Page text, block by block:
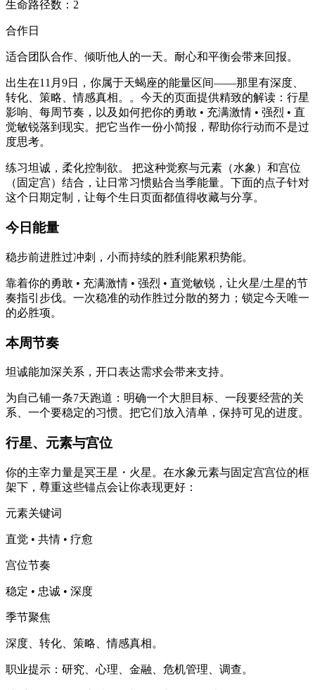
生命路径数：2
合作日
适合团队合作、倾听他人的一天。耐心和平衡会带来回报。
出生在11月9日，你属于天蝎座的能量区间——那里有深度、
转化、策略、情感真相。。今天的页面提供精致的解读：行星
影响、每周节奏，以及如何把你的勇敢 • 充满激情 • 强烈 • 直
觉敏锐落到现实。把它当作一份小简报，帮助你行动而不是过
度思考。
练习坦诚，柔化控制欲。 把这种觉察与元素（水象）和宫位
（固定宫）结合，让日常习惯贴合当季能量。下面的点子针对
这个日期定制，让每个生日页面都值得收藏与分享。
今日能量
稳步前进胜过冲刺，小而持续的胜利能累积势能。
靠着你的勇敢 • 充满激情 • 强烈 • 直觉敏锐，让火星/土星的节
奏指引步伐。一次稳准的动作胜过分散的努力；锁定今天唯一
的必胜项。
本周节奏
坦诚能加深关系，开口表达需求会带来支持。
为自己铺一条7天跑道：明确一个大胆目标、一段要经营的关
系、一个要稳定的习惯。把它们放入清单，保持可见的进度。
行星、元素与宫位
你的主宰力量是冥王星・火星。在水象元素与固定宫宫位的框
架下，尊重这些锚点会让你表现更好：
元素关键词
直觉 • 共情 • 疗愈
宫位节奏
稳定 • 忠诚 • 深度
季节聚焦
深度、转化、策略、情感真相。
职业提示：研究、心理、金融、危机管理、调查。